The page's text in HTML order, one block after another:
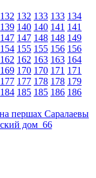
132 132 133 133 134
139 140 140 141 141
147 147 148 148 149
154 155 155 156 156
162 162 163 163 164
169 170 170 171 171
177 177 178 178 179
184 185 185 186 186